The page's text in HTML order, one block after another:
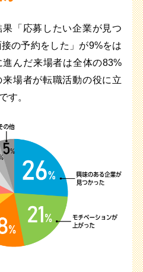
「応募したい企業が見つ
の予約をした」が9%をは
んだ来場者は全体の83%
場者が転職活動の役に立
す。